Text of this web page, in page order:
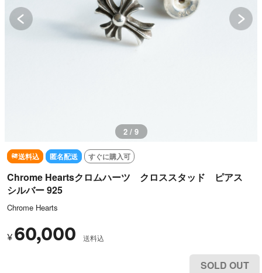
3 / 9
送料込 匿名配送 すぐに購入可
Chrome Heartsクロムハーツ クロススタッド ピアス
シルバー 925
Chrome Hearts
¥ 60,000 送料込
SOLD OUT